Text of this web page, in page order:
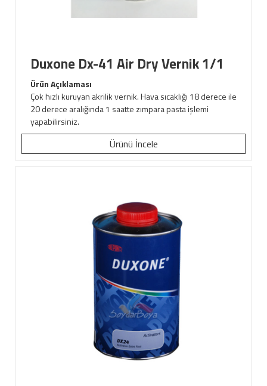
Duxone Dx-41 Air Dry Vernik 1/1
Ürün Açıklaması
Çok hızlı kuruyan akrilik vernik. Hava sıcaklığı 18 derece ile
20 derece aralığında 1 saatte zımpara pasta işlemi
yapabilirsiniz.
Ürünü İncele